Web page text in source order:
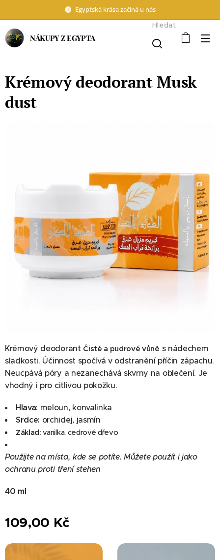
Egyptská krása začíná u nás
NÁKUPY Z EGYPTA
Hledat
Krémový deodorant Musk
dust
Krémový deodorant Čisté a pudrové vůně s nádechem
sladkosti. Účinnost spočívá v odstranění příčin zápachu.
Neucpává póry a nezanechává skvrny na oblečení. Je
vhodný i pro citlivou pokožku.
Hlava: meloun, konvalinka
Srdce: orchidej, jasmín
Základ: vanilka, cedrové dřevo
Použijte na místa, kde se potíte. Můžete použít i jako
ochranu proti tření stehen
40 ml
109,00 Kč